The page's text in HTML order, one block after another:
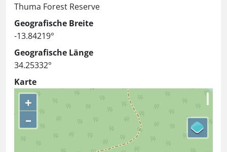
Thuma Forest Reserve
Geografische Breite
-13.84219°
Geografische Länge
34.25332°
Karte
+
–